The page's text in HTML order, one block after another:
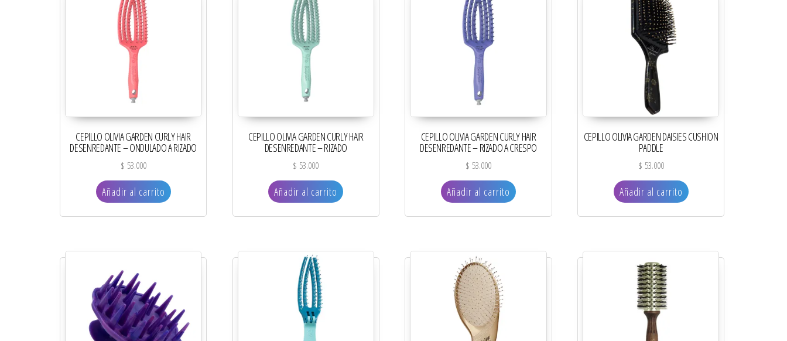
CEPILLO OLIVIA GARDEN CURLY HAIR
DESENREDANTE – ONDULADO A RIZADO
$ 53.000
Añadir al carrito
CEPILLO OLIVIA GARDEN CURLY HAIR
DESENREDANTE – RIZADO
$ 53.000
Añadir al carrito
CEPILLO OLIVIA GARDEN CURLY HAIR
DESENREDANTE – RIZADO A CRESPO
$ 53.000
Añadir al carrito
CEPILLO OLIVIA GARDEN DAISIES CUSHION
PADDLE
$ 53.000
Añadir al carrito